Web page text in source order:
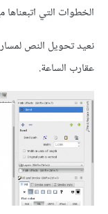
الخطوات التي اتبعناها
نعيد تحويل النص
عقارب الساعة.